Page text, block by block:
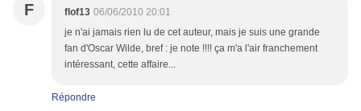
F flof13 06/06/2010 20:01
je n'ai jamais rien lu de cet auteur, mais je suis une grande
fan d'Oscar Wilde, bref : je note !!!! ça m'a l'air franchement
intéressant, cette affaire...
Répondre